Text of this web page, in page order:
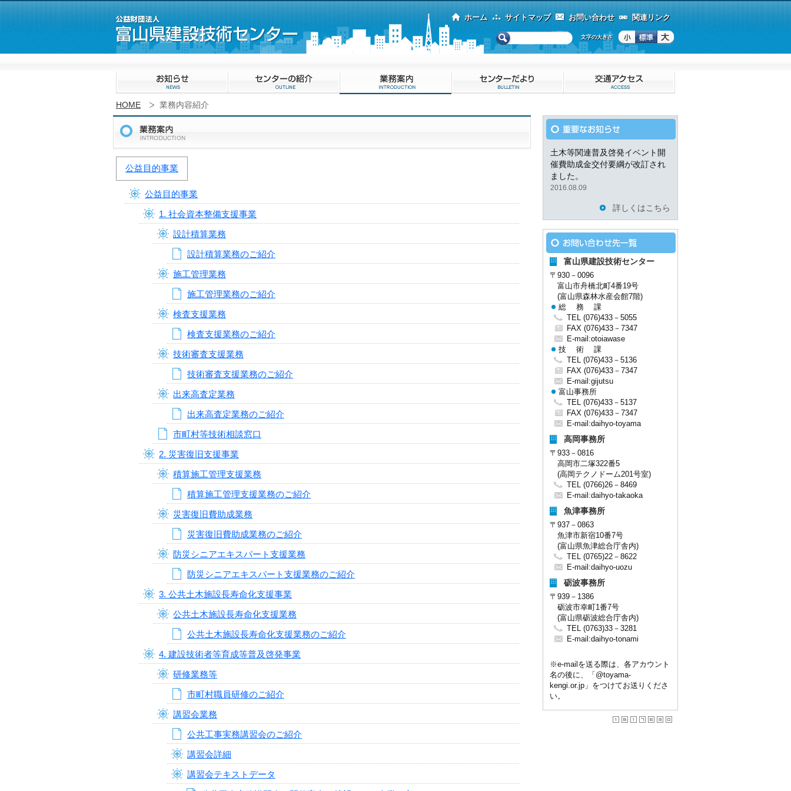
ホーム サイトマップ お問い合わせ 関連リンク
文字の大きさ
HOME 業務内容紹介
公益目的事業
公益目的事業
1. 社会資本整備支援事業
設計積算業務
設計積算業務のご紹介
施工管理業務
施工管理業務のご紹介
検査支援業務
検査支援業務のご紹介
技術審査支援業務
技術審査支援業務のご紹介
出来高査定業務
出来高査定業務のご紹介
市町村等技術相談窓口
2. 災害復旧支援事業
積算施工管理支援業務
積算施工管理支援業務のご紹介
災害復旧費助成業務
災害復旧費助成業務のご紹介
防災シニアエキスパート支援業務
防災シニアエキスパート支援業務のご紹介
3. 公共土木施設長寿命化支援事業
公共土木施設長寿命化支援業務
公共土木施設長寿命化支援業務のご紹介
4. 建設技術者等育成等普及啓発事業
研修業務等
市町村職員研修のご紹介
講習会業務
公共工事実務講習会のご紹介
講習会詳細
講習会テキストデータ
土木等関連普及啓発イベント開
催費助成金交付要綱が改訂され
ました。
2016.08.09
詳しくはこちら
富山県建設技術センター
〒930－0096
富山市舟橋北町4番19号
(富山県森林水産会館7階)
総 務 課
TEL (076)433－5055
FAX (076)433－7347
E-mail:otoiawase
技 術 課
TEL (076)433－5136
FAX (076)433－7347
E-mail:gijutsu
富山事務所
TEL (076)433－5137
FAX (076)433－7347
E-mail:daihyo-toyama
高岡事務所
〒933－0816
高岡市二塚322番5
(高岡テクノドーム201号室)
TEL (0766)26－8469
E-mail:daihyo-takaoka
魚津事務所
〒937－0863
魚津市新宿10番7号
(富山県魚津総合庁舎内)
TEL (0765)22－8622
E-mail:daihyo-uozu
砺波事務所
〒939－1386
砺波市幸町1番7号
(富山県砺波総合庁舎内)
TEL (0763)33－3281
E-mail:daihyo-tonami
※e-mailを送る際は、各アカウント
名の後に、「@toyama-
kengi.or.jp」をつけてお送りくださ
い。